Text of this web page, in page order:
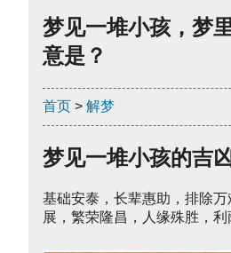
梦见一堆小孩，梦
意是？
首页 > 解梦
梦见一堆小孩的吉
基础安泰，长辈惠助，排除
展，繁荣隆昌，人缘殊胜，利